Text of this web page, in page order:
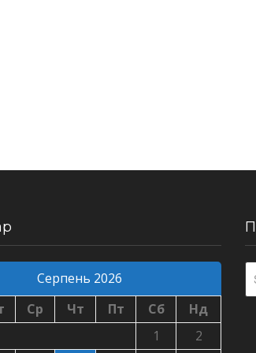
Серпень 2026
Ср Чт Пт Сб
Нд
1
2